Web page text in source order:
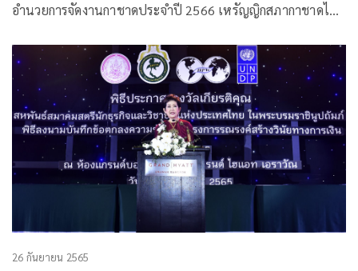
อำนวยการจัดงานกาชาดประจําปี 2566 เหรัญญิกสภากาชาดไทย
สหพันธ์ฯ และที่ปรึกษากิตติมศักดิ์คณะกรรมการแผนกจัดการ
แสดงบนเวทีลีลาศสวนลุมพินี
26 กันยายน 2565